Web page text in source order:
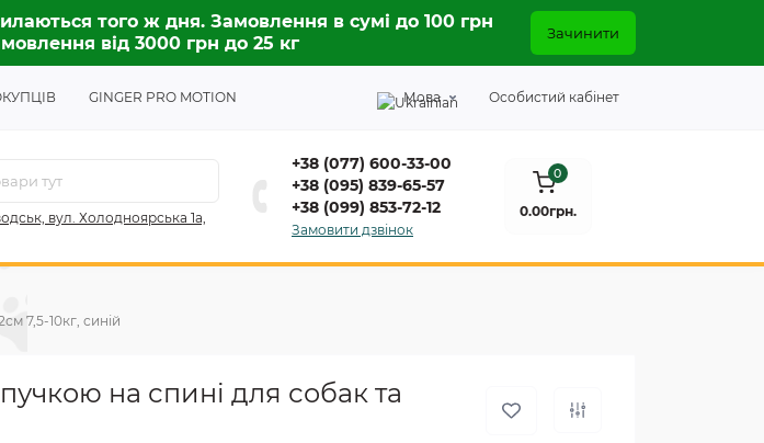
того ж дня. Замовлення в сумі до 100 грн
від 3000 грн до 25 кг
Зачинити
GINGER PRO MOTION Мова Особистий кабінет
вул. Холодноярська 1а,
+38 (077) 600-33-00
+38 (095) 839-65-57
+38 (099) 853-72-12
Замовити дзвінок
0
0.00грн.
7,5-10кг, синій
на спині для собак та